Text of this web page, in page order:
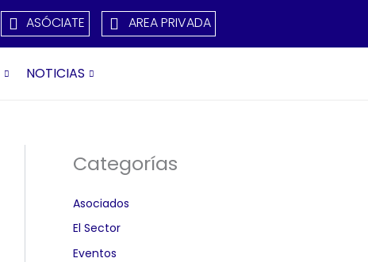
ASÓCIATE AREA PRIVADA
NOTICIAS
Categorías
Asociados
El Sector
Eventos